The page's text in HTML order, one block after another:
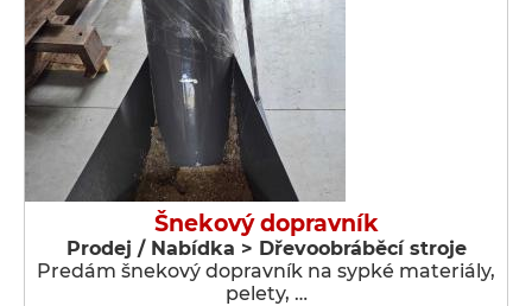
Šnekový dopravník
Prodej / Nabídka > Dřevoobráběcí stroje
Predám šnekový dopravník na sypké materiály,
pelety, …